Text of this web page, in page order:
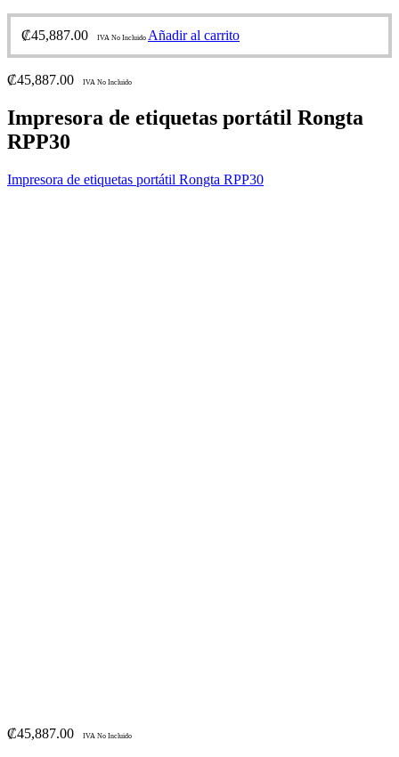
₡45,887.00 IVA No Incluido Añadir al carrito
₡45,887.00 IVA No Incluido
Impresora de etiquetas portátil Rongta
RPP30
Impresora de etiquetas portátil Rongta RPP30
₡45,887.00 IVA No Incluido